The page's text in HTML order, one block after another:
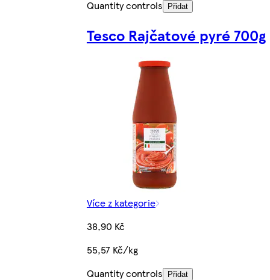
Quantity controls
Přidat
Tesco Rajčatové pyré 700g
Více z kategorie
38,90 Kč
55,57 Kč/kg
Quantity controls
Přidat